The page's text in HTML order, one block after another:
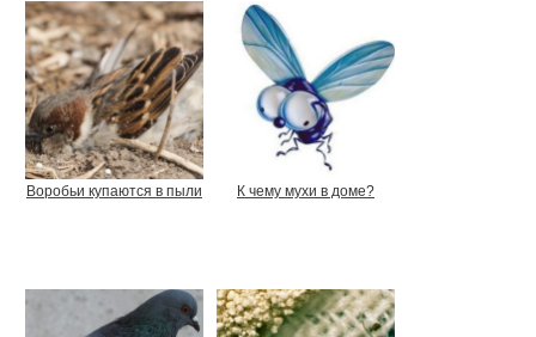
Воробьи купаются в пыли К чему мухи в доме?